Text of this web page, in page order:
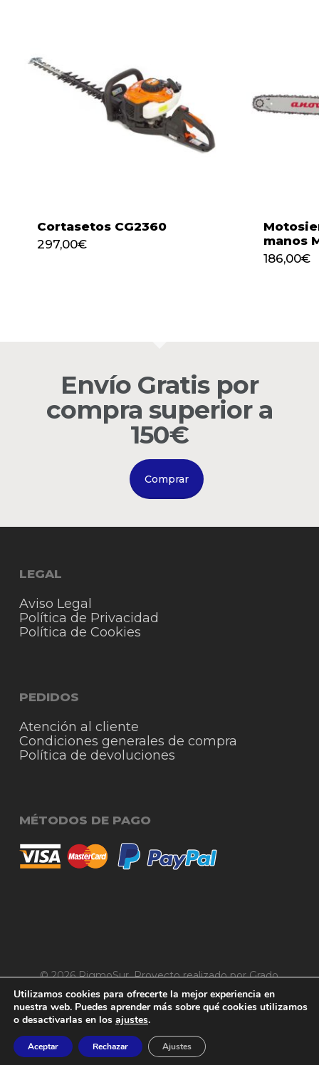
Subtotal: 0,00
Ver carrito
Cortasetos CG2360
297,00€
297,00€
manos
186,00€
186,00€
Envío Gratis por
compra superior a
150€
Comprar
LEGAL
Aviso Legal
Política de Privacidad
Política de Cookies
PEDIDOS
Atención al cliente
Condiciones generales de compra
Política de devoluciones
MÉTODOS DE PAGO
© 2026 RigmoSur. Proyecto realizado por Grado
Creativo Agencia de Publicidad
facebookinstagramwhatsapp
Utilizamos cookies para ofrecerte la mejor experiencia en
nuestra web. Puedes aprender más sobre qué cookies utilizamos
o desactivarlas en los ajustes.
Aceptar Rechazar Ajustes